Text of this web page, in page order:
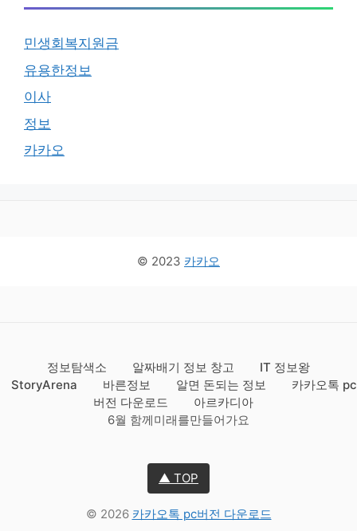
민생회복지원금
유용한정보
이사
정보
카카오
© 2023 카카오
정보탐색소 알짜배기 정보 창고
IT 정보왕
StoryArena
바른정보 알면 돈되는 정보
카카오톡 pc
버전 다운로드
아르카디아
6월 함께미래를만들어가요
▲ TOP
© 2026 카카오톡 pc버전 다운로드